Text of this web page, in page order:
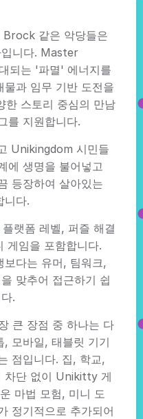
같은 악당들은
입니다. Master
되는 '파멸' 에너지를
과 임무 기반 도전을
한 스토리 중심의 만남
를 지원합니다.
Unikingdom 시민들
에 생명을 불어넣고
등장하여 살아있는
니다.
랫폼 레벨, 퍼즐 해결
게임을 포함합니다.
보다는 유머, 팀워크,
맞추어 접근하기 쉽
.
큰 장점 중 하나는 다
, 모바일, 태블릿 기기
점입니다. 집, 학교,
차단 없이 Unikitty 게
마법 모험, 미니 도
정기적으로 추가되어